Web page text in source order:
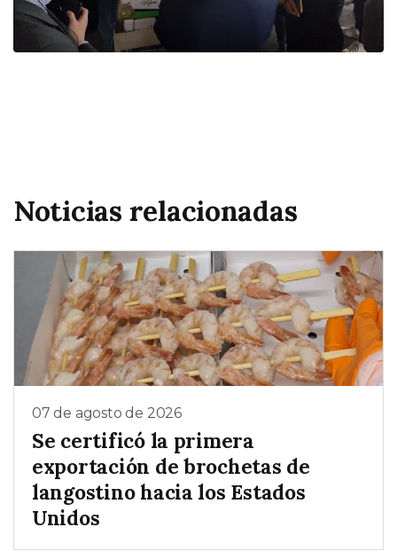
Noticias relacionadas
07 de agosto de 2026
Se certificó la primera
exportación de brochetas de
langostino hacia los Estados
Unidos